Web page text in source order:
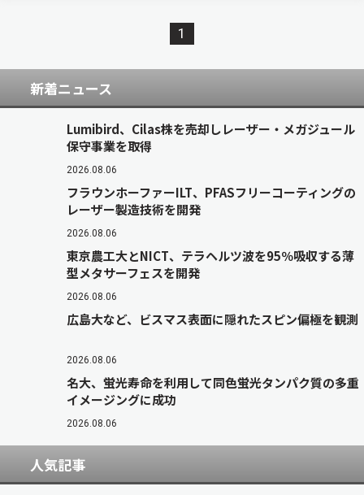
1
新着ニュース
Lumibird、Cilas株を売却しレーザー・メガジュール
保守事業を取得
2026.08.06
フラウンホーファーILT、PFASフリーコーティングの
レーザー製造技術を開発
2026.08.06
東京農工大とNICT、テラヘルツ波を95％吸収する薄
型メタサーフェスを開発
2026.08.06
広島大など、ビスマス表面に隠れたスピン偏極を観測
2026.08.06
名大、蛍光寿命を利用して同色蛍光タンパク質の多重
イメージングに成功
2026.08.06
人気記事